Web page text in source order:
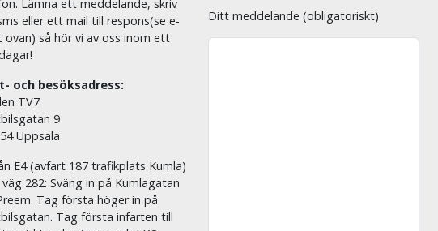
Lämna ett meddelande, skriv
eller ett mail till respons(se e-
ovan) så hör vi av oss inom ett
och besöksadress:
TV7
9
Uppsala
E4 (avfart 187 trafikplats Kumla)
282: Sväng in på Kumlagatan
Tag första höger in på
Tag första infarten till
Ditt meddelande (obligatoriskt)